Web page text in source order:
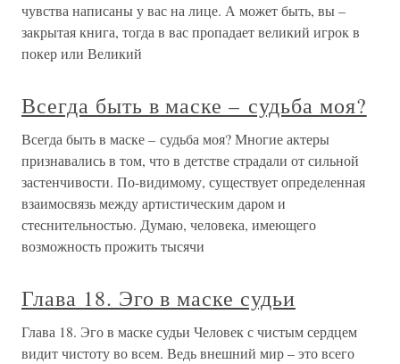
чувства написаны у вас на лице. А может быть, вы –
закрытая книга, тогда в вас пропадает великий игрок в
покер или Великий
Всегда быть в маске – судьба моя?
Всегда быть в маске – судьба моя? Многие актеры
признавались в том, что в детстве страдали от сильной
застенчивости. По-видимому, существует определенная
взаимосвязь между артистическим даром и
стеснительностью. Думаю, человека, имеющего
возможность прожить тысячи
Глава 18. Эго в маске судьи
Глава 18. Эго в маске судьи Человек с чистым сердцем
видит чистоту во всем. Ведь внешний мир – это всего